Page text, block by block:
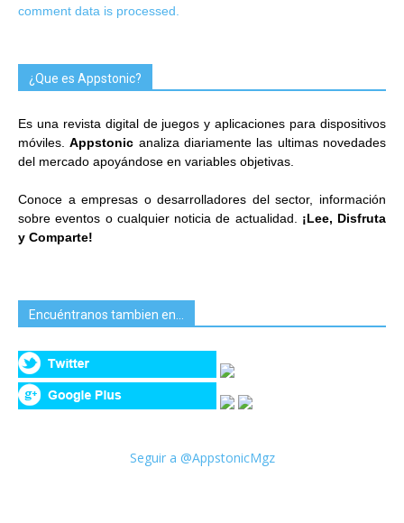
comment data is processed.
¿Que es Appstonic?
Es una revista digital de juegos y aplicaciones para dispositivos
móviles.Appstonic analiza diariamente las ultimas novedades
del mercado apoyándose en variables objetivas.
Conoce a empresas o desarrolladores del sector, información
sobre eventos o cualquier noticia de actualidad. ¡Lee, Disfruta
y Comparte!
Encuéntranos tambien en…
Seguir a @AppstonicMgz